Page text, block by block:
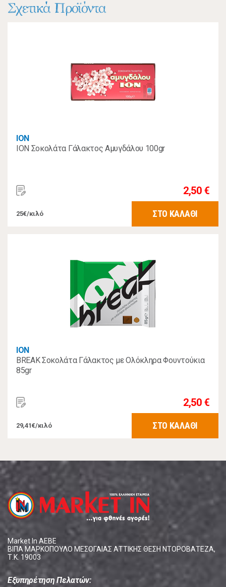
Σχετικά Προϊόντα
ΙΟΝ
ION Σοκολάτα Γάλακτος Αμυγδάλου 100gr
2,50 €
25€/κιλό ΣΤΟ ΚΑΛΑΘΙ
ΙΟΝ
BREAK Σοκολάτα Γάλακτος με Ολόκληρα Φουντούκια
85gr
2,50 €
29,41€/κιλό ΣΤΟ ΚΑΛΑΘΙ
Market In ΑΕΒΕ
ΒΙΠΑ ΜΑΡΚΟΠΟΥΛΟ ΜΕΣΟΓΑΙΑΣ ΑΤΤΙΚΗΣ ΘΕΣΗ ΝΤΟΡΟΒΑΤΕΖΑ,
Τ.Κ. 19003
Εξυπηρέτηση Πελατών: